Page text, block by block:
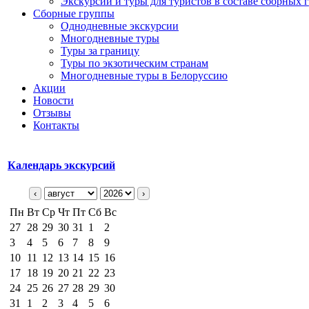
Сборные группы
Однодневные экскурсии
Многодневные туры
Туры за границу
Туры по экзотическим странам
Многодневные туры в Белоруссию
Акции
Новости
Отзывы
Контакты
Календарь экскурсий
‹ ›
Пн Вт Ср Чт Пт Сб Вс
27 28 29 30 31 1
2
3
4 5 6 7 8
9
10 11 12 13 14 15 16
17 18 19 20 21 22 23
24 25 26 27 28 29 30
31
1 2 3 4 5 6